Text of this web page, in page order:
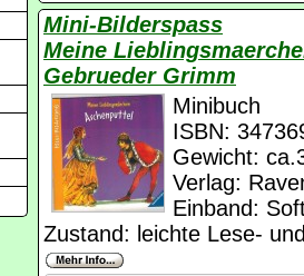
Mini-Bilderspass
Meine
Gebrueder Grimm
Minibuch
ISBN:
Gewicht:
Verlag:
Einband:
Zustand: leichte Lese-